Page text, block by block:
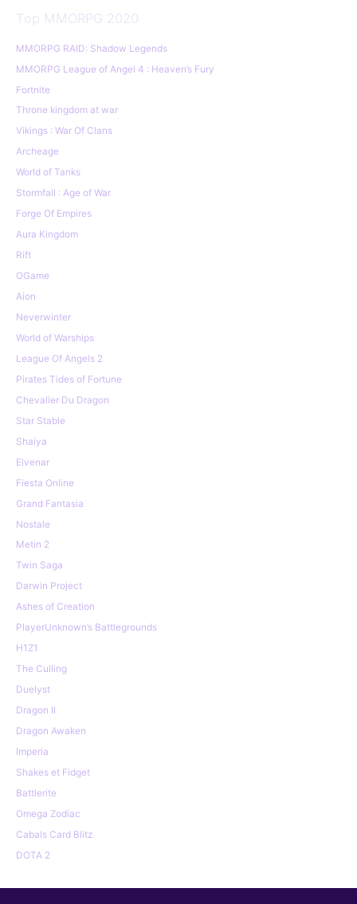
Top MMORPG 2020
MMORPG RAID: Shadow Legends
MMORPG League of Angel 4 : Heaven’s Fury
Fortnite
Throne kingdom at war
Vikings : War Of Clans
Archeage
World of Tanks
Stormfall : Age of War
Forge Of Empires
Aura Kingdom
Rift
OGame
Aion
Neverwinter
World of Warships
League Of Angels 2
Pirates Tides of Fortune
Chevalier Du Dragon
Star Stable
Shaiya
Elvenar
Fiesta Online
Grand Fantasia
Nostale
Metin 2
Twin Saga
Darwin Project
Ashes of Creation
PlayerUnknown’s Battlegrounds
H1Z1
The Culling
Duelyst
Dragon II
Dragon Awaken
Imperia
Shakes et Fidget
Battlerite
Omega Zodiac
Cabals Card Blitz
DOTA 2